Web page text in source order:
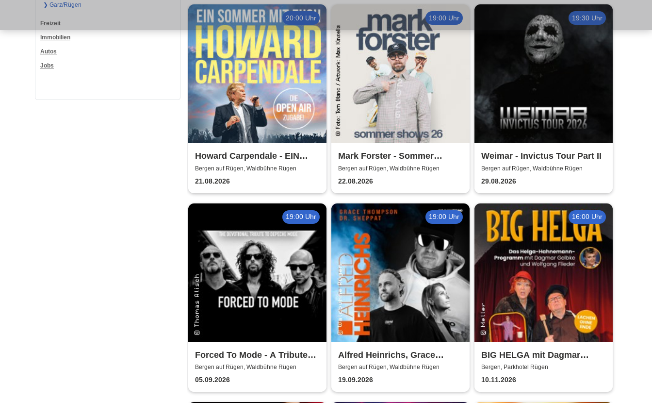
❯ Garz/Rügen
Freizeit
Immobilien
Autos
Jobs
20:00 Uhr
Howard Carpendale - EIN
SOMMER MIT EUCH – 2026
Bergen auf Rügen, Waldbühne Rügen
21.08.2026
19:00 Uhr
Mark Forster - Sommer
Shows 2026
Bergen auf Rügen, Waldbühne Rügen
22.08.2026
19:30 Uhr
Weimar - Invictus Tour Part II
Bergen auf Rügen, Waldbühne Rügen
29.08.2026
19:00 Uhr
Forced To Mode - A Tribute
To Depeche Mode
Bergen auf Rügen, Waldbühne Rügen
05.09.2026
19:00 Uhr
Alfred Heinrichs, Grace
Thompson, Dr. Sheppat
Bergen auf Rügen, Waldbühne Rügen
19.09.2026
16:00 Uhr
BIG HELGA mit Dagmar
Gelbke & Wolfgang Fliedler
Bergen, Parkhotel Rügen
10.11.2026